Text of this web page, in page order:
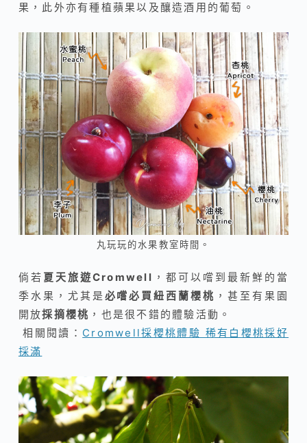
果，此外亦有種植蘋果以及釀造酒用的葡萄。
丸玩玩的水果教室時間。
倘若 夏天旅遊Cromwell ，都可以嚐到最新鮮的當
季水果，尤其是必嚐必買紐西蘭櫻桃 ，甚至有果園
開放採摘櫻桃 ，也是很不錯的體驗活動。
相關閱讀： Cromwell採櫻桃體驗 稀有白櫻桃採好
採滿